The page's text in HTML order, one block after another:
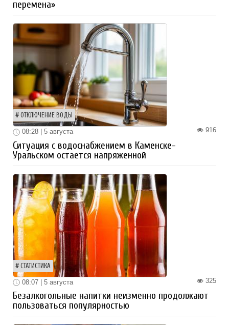
перемена»
ОТКЛЮЧЕНИЕ ВОДЫ
916
08:28 | 5 августа
Ситуация с водоснабжением в Каменске-
Уральском остается напряженной
СТАТИСТИКА
325
08:07 | 5 августа
Безалкогольные напитки неизменно продолжают
пользоваться популярностью